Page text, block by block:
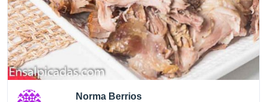
Norma Berrios